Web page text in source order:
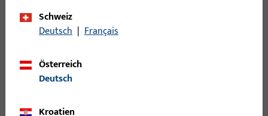
Anmeldung
Bitte melden Sie sich mit Ihren Kundendaten an um eine
Schweiz
Deutsch | Français
Österreich
Deutsch
Kroatien